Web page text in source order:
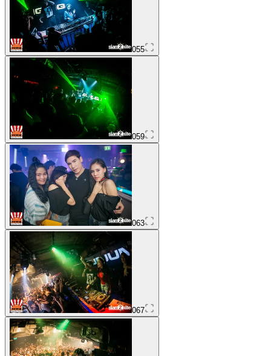
055
059
063
067